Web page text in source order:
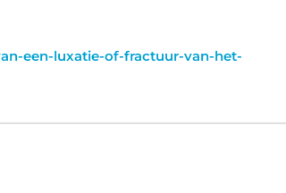
een-luxatie-of-fractuur-van-het-